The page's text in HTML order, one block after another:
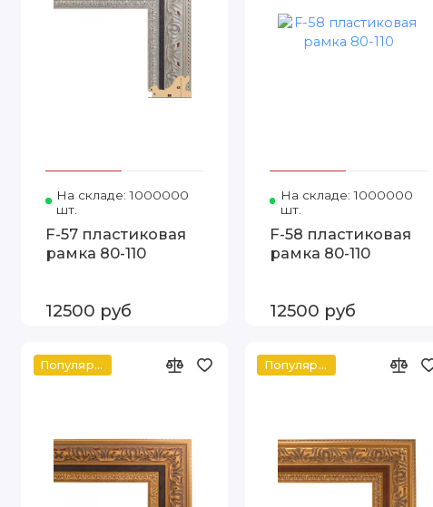
На складе: 1000000
шт.
Код товара: Т.8043-С4 80-110 FIA
F-57 пластиковая
рамка 80-110
12500 руб
На складе: 1000000
шт.
F-58 пластиковая
рамка 80-110
12500 руб
Популярное Популярное